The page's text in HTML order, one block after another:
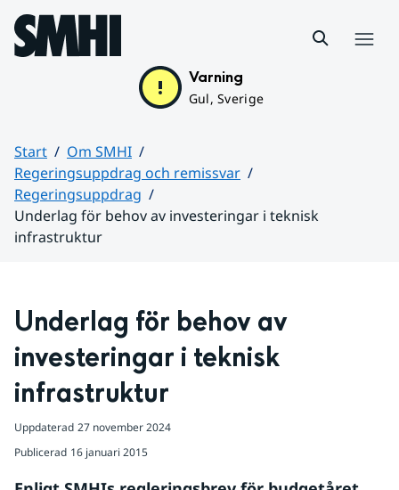
Hoppa till sidans innehåll
Varning
Gul, Sverige
Start
Om SMHI
Regeringsuppdrag och remissvar
Regeringsuppdrag
Underlag för behov av investeringar i teknisk
infrastruktur
Underlag för behov av
investeringar i teknisk
infrastruktur
Uppdaterad 27 november 2024
Publicerad 16 januari 2015